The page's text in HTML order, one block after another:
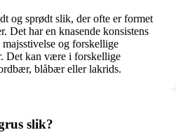
og sprødt slik, der ofte er formet
Det har en knasende konsistens
og forskellige
Det kan være i forskellige
blåbær eller lakrids.
slik?